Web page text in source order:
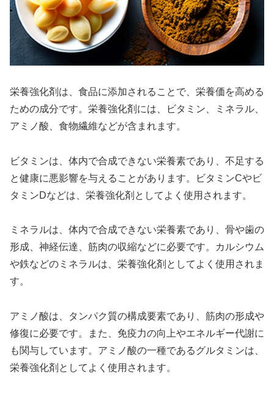
栄養強化剤は、食品に添加されることで、栄養価を高める
ための成分です。栄養強化剤には、ビタミン、ミネラル、
アミノ酸、食物繊維などが含まれます。
ビタミンは、体内で合成できない栄養素であり、不足する
と健康に悪影響を与えることがあります。ビタミンCやビ
タミンDなどは、栄養強化剤としてよく使用されます。
ミネラルは、体内で合成できない栄養素であり、骨や歯の
形成、神経伝達、筋肉の収縮などに必要です。カルシウム
や鉄などのミネラルは、栄養強化剤としてよく使用されま
す。
アミノ酸は、タンパク質の構成要素であり、筋肉の形成や
修復に必要です。また、免疫力の向上やエネルギー代謝に
も関与しています。アミノ酸の一種であるグルタミンは、
栄養強化剤としてよく使用されます。